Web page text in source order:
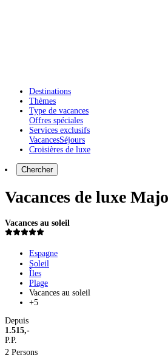
Destinations
Thèmes
Type de vacances
Offres spéciales
Services exclusifs
VacancesSéjours
Croisières de luxe
Chercher
Vacances de luxe
Vacances au soleil
Espagne
Soleil
Îles
Plage
Vacances au soleil
+5
Depuis
1.515,-
P.P.
2 Persons